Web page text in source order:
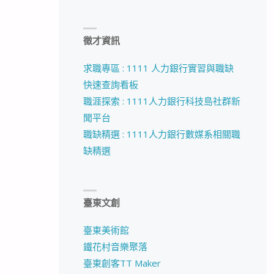
徵才資訊
求職專區 : 1111 人力銀行實習與職缺
快速查詢看板
職涯探索 : 1111人力銀行科技島社群新
聞平台
職缺精選 : 1111人力銀行數媒系相關職
缺精選
臺東文創
臺東美術館
鐵花村音樂聚落
臺東創客TT Maker